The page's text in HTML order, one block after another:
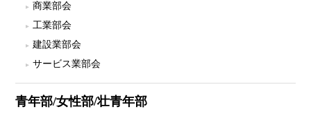
商業部会
工業部会
建設業部会
サービス業部会
青年部/女性部/壮青年部